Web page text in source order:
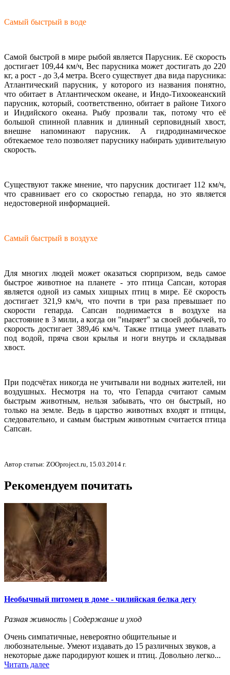
Самый быстрый в воде
Самой быстрой в мире рыбой является Парусник. Её скорость
достигает 109,44 км/ч, Вес парусника может достигать до 220
кг, а рост - до 3,4 метра. Всего существует два вида парусника:
Атлантический парусник, у которого из названия понятно,
что обитает в Атлантическом океане, и Индо-Тихоокеанский
парусник, который, соответственно, обитает в районе Тихого
и Индийского океана. Рыбу прозвали так, потому что её
большой спинной плавник и длинный серповидный хвост,
внешне напоминают парусник. А гидродинамическое
обтекаемое тело позволяет паруснику набирать удивительную
скорость.
Существуют также мнение, что парусник достигает 112 км/ч,
что сравнивает его со скоростью гепарда, но это является
недостоверной информацией.
Самый быстрый в воздухе
Для многих людей может оказаться сюрпризом, ведь самое
быстрое животное на планете - это птица Сапсан, которая
является одной из самых хищных птиц в мире. Её скорость
достигает 321,9 км/ч, что почти в три раза превышает по
скорости гепарда. Сапсан поднимается в воздухе на
расстояние в 3 мили, а когда он "ныряет" за своей добычей, то
скорость достигает 389,46 км/ч. Также птица умеет плавать
под водой, пряча свои крылья и ноги внутрь и складывая
хвост.
При подсчётах никогда не учитывали ни водных жителей, ни
воздушных. Несмотря на то, что Гепарда считают самым
быстрым животным, нельзя забывать, что он быстрый, но
только на земле. Ведь в царство животных входят и птицы,
следовательно, и самым быстрым животным считается птица
Сапсан.
Автор статьи: ZOOproject.ru, 15.03.2014 г.
Рекомендуем почитать
Необычный питомец в доме - чилийская белка дегу
Разная живность | Содержание и уход
Очень симпатичные, невероятно общительные и
любознательные. Умеют издавать до 15 различных звуков, а
некоторые даже пародируют кошек и птиц. Довольно легко...
Читать далее